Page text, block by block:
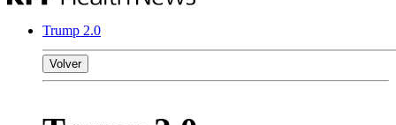
Trump 2.0
Volver